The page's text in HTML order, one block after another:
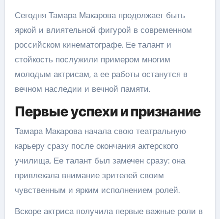
Сегодня Тамара Макарова продолжает быть
яркой и влиятельной фигурой в современном
российском кинематографе. Ее талант и
стойкость послужили примером многим
молодым актрисам, а ее работы останутся в
вечном наследии и вечной памяти.
Первые успехи и признание
Тамара Макарова начала свою театральную
карьеру сразу после окончания актерского
училища. Ее талант был замечен сразу: она
привлекала внимание зрителей своим
чувственным и ярким исполнением ролей.
Вскоре актриса получила первые важные роли в